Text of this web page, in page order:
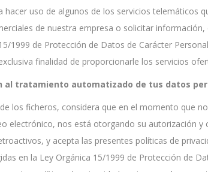
hacer uso de algunos de los servicios
de nuestra empresa o solicitar
1999 de Protección de Datos de Carácter
finalidad de proporcionarle los servicios
al tratamiento automatizado de tus datos
los ficheros, considera que en el momento que
electrónico, nos está otorgando su autorización
y acepta las presentes políticas de
en la Ley Orgánica 15/1999 de Protección de